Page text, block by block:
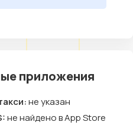
приложения
не указан
не найдено в App Store